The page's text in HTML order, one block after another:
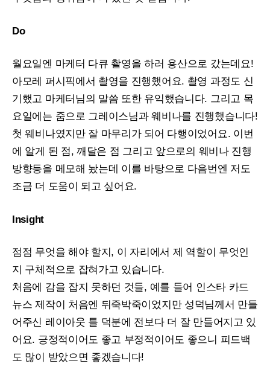
Do
월요일엔 마케터 다큐 촬영을 하러 용산으로 갔는데요!
아모레 퍼시픽에서 촬영을 진행했어요. 촬영 과정도 신
기했고 마케터님의 말씀 또한 유익했습니다. 그리고 목
요일에는 줌으로 그레이스님과 웨비나를 진행했습니다!
첫 웨비나였지만 잘 마무리가 되어 다행이었어요. 이번
에 알게 된 점, 깨달은 점 그리고 앞으로의 웨비나 진행
방향등을 메모해 놨는데 이를 바탕으로 다음번엔 저도
조금 더 도움이 되고 싶어요.
Insight
점점 무엇을 해야 할지, 이 자리에서 제 역할이 무엇인
지 구체적으로 잡혀가고 있습니다.
처음에 감을 잡지 못하던 것들, 예를 들어 인스타 카드
뉴스 제작이 처음엔 뒤죽박죽이었지만 성덕님께서 만들
어주신 레이아웃 틀 덕분에 전보다 더 잘 만들어지고 있
어요. 긍정적이어도 좋고 부정적이어도 좋으니 피드백
도 많이 받았으면 좋겠습니다!